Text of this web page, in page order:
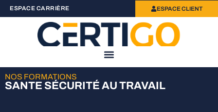
ESPACE CARRIÈRE ESPACE CLIENT
NOS FORMATIONS
SANTE SÉCURITÉ AU TRAVAIL